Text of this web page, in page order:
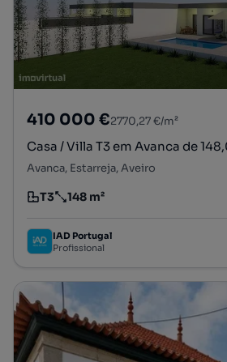
410 000 €2770,27 €/m²
Casa / Villa T3 em Avanca de
Avanca, Estarreja, Aveiro
Tipologia
T3
Preço por metro quadrado
148 m²
IAD Portugal
Profissional